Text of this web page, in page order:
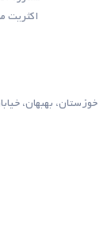
اکثریت
خوزستان، بهبهان،